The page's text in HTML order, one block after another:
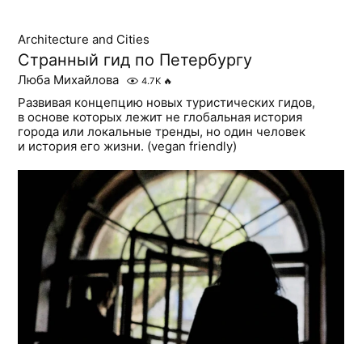
Architecture and Cities
Странный гид по Петербургу
Люба Михайлова 4.7K 🔥
Развивая концепцию новых туристических гидов,
в основе которых лежит не глобальная история
города или локальные тренды, но один человек
и история его жизни. (vegan friendly)